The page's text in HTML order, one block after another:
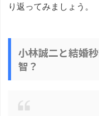
り返ってみましょう。
小林誠二と結婚
智？